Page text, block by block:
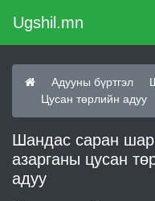
Ugshil.mn
Адууны бүртгэл
Цусан төрлийн адуу
Шандас саран
азарганы цусан
адуу